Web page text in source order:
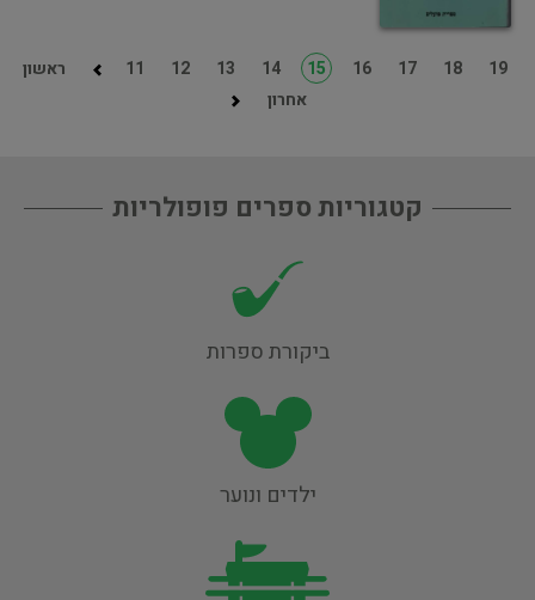
ראשון 11 12 13 14 15 16 17 18
19
אחרון
קטגוריות ספרים פופולריות
ביקורת ספרות
ילדים ונוער